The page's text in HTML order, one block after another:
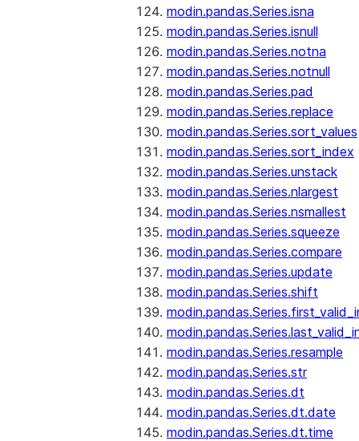
modin.pandas.Series.isna
modin.pandas.Series.isnull
modin.pandas.Series.notna
modin.pandas.Series.notnull
modin.pandas.Series.pad
modin.pandas.Series.replace
modin.pandas.Series.sort_values
modin.pandas.Series.sort_index
modin.pandas.Series.unstack
modin.pandas.Series.nlargest
modin.pandas.Series.nsmallest
modin.pandas.Series.squeeze
modin.pandas.Series.compare
modin.pandas.Series.update
modin.pandas.Series.shift
modin.pandas.Series.resample
modin.pandas.Series.str
modin.pandas.Series.dt
modin.pandas.Series.dt.date
modin.pandas.Series.dt.time